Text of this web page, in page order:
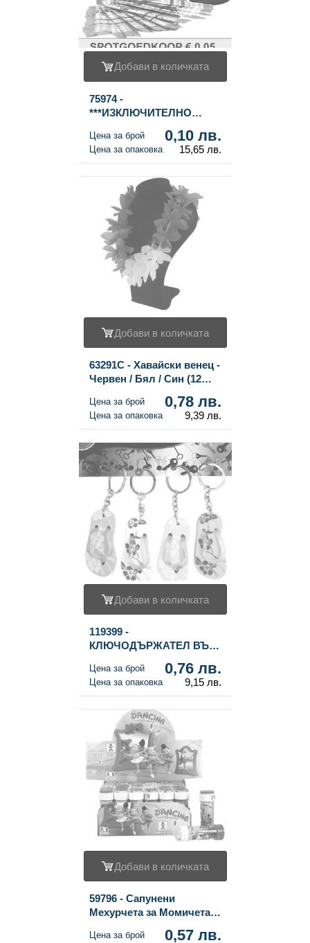
Добави в количката
75974 -
***ИЗКЛЮЧИТЕЛНО
HOLLAND В ДИСПЛЕЙ
(160 бр.)
Цена за брой 0,10 лв.
Цена за опаковка 15,65 лв.
Добави в количката
63291C - Хавайски венец -
Червен / Бял / Син (12
Цена за брой 0,78 лв.
Цена за опаковка 9,39 лв.
Добави в количката
119399 -
КЛЮЧОДЪРЖАТЕЛ ВЪВ
ДЖАПАНКА (12 бр.)
Цена за брой 0,76 лв.
Цена за опаковка 9,15 лв.
Добави в количката
59796 - Сапунени
Мехурчета за Момичета в
Цена за брой 0,57 лв.